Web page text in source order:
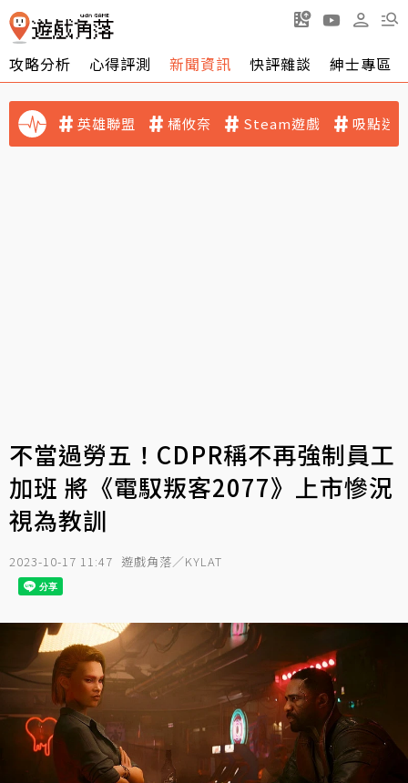
攻略分析 心得評測 新聞資訊 快評雜談 紳士專區
英雄聯盟 橘攸奈 Steam遊戲 吸點迷
不當過勞五！CDPR稱不再強制員工
加班 將《電馭叛客2077》上市慘況
視為教訓
2023-10-17 11:47 遊戲角落／KYLAT